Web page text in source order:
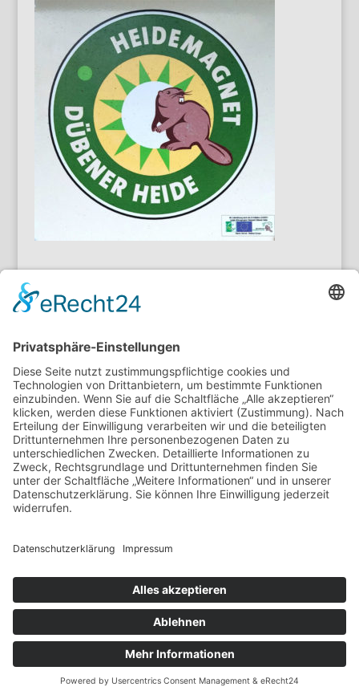
Impressum Datenschutz
Buchungsbedingungen
Zahlungsarten
© Heide-Camp Schlaitz ≡Webdesign & SEO
schneider.media